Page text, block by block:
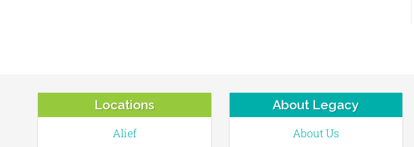
Locations
Alief
About Legacy
About Us